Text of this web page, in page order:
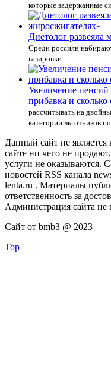
которые задержанные
Диетолог развеяла
Среди россиян
газировки.
Увеличение пенсий
прибавка и сколько
рассчитывать на
категории льготников
Данный сайт не
сайте ни чего не
услуги не оказываются.
новостей RSS канала
lenta.ru . Материалы
ответственность за
Администрация сайта не
Сайт от bmb3 @ 2023
Top